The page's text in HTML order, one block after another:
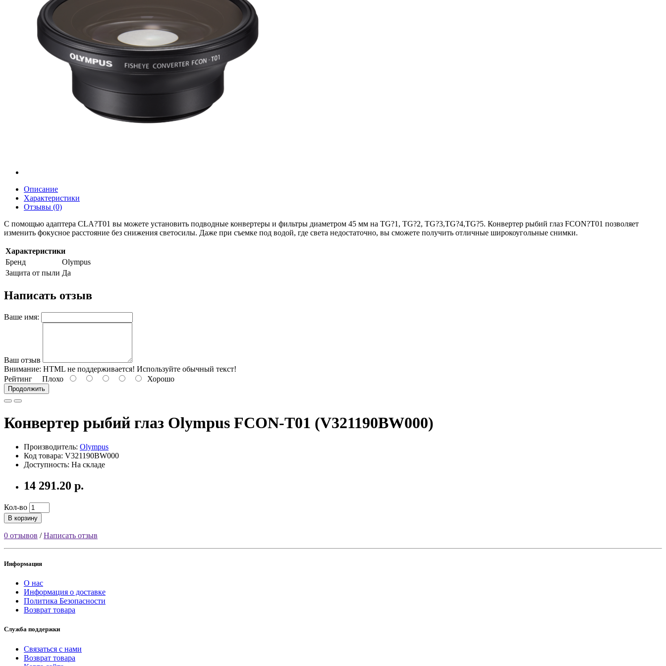
Описание
Характеристики
Отзывы (0)
С помощью адаптера CLA?T01 вы можете установить подводные конвертеры и фильтры диаметром 45 мм на TG?1, TG?2, TG?3,TG?4,TG?5. Конвертер рыбий глаз FCON?T01 позволяет
изменить фокусное расстояние без снижения светосилы. Даже при съемке под водой, где света недостаточно, вы сможете получить отличные широкоугольные снимки.
Характеристики
Бренд
Olympus
Защита от пыли Да
Написать отзыв
Ваше имя:
Ваш отзыв
Внимание: HTML не поддерживается! Используйте обычный текст!
Рейтинг Плохо Хорошо
Продолжить
Конвертер рыбий глаз Olympus FCON-T01 (V321190BW000)
Производитель: Olympus
Код товара: V321190BW000
Доступность: На складе
14 291.20 р.
Кол-во
В корзину
0 отзывов /Написать отзыв
Информация
О нас
Информация о доставке
Политика Безопасности
Возврат товара
Служба поддержки
Связаться с нами
Возврат товара